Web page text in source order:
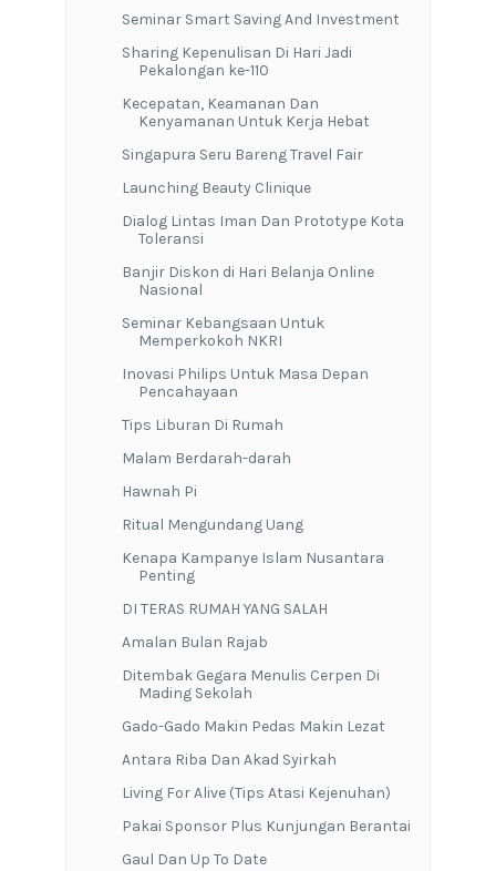
Seminar Smart Saving And Investment
Sharing Kepenulisan Di Hari Jadi
Pekalongan ke-110
Kecepatan, Keamanan Dan
Kenyamanan Untuk Kerja Hebat
Singapura Seru Bareng Travel Fair
Launching Beauty Clinique
Dialog Lintas Iman Dan Prototype Kota
Toleransi
Banjir Diskon di Hari Belanja Online
Nasional
Seminar Kebangsaan Untuk
Memperkokoh NKRI
Inovasi Philips Untuk Masa Depan
Pencahayaan
Tips Liburan Di Rumah
Malam Berdarah-darah
Hawnah Pi
Ritual Mengundang Uang
Kenapa Kampanye Islam Nusantara
Penting
DI TERAS RUMAH YANG SALAH
Amalan Bulan Rajab
Ditembak Gegara Menulis Cerpen Di
Mading Sekolah
Gado-Gado Makin Pedas Makin Lezat
Antara Riba Dan Akad Syirkah
Living For Alive (Tips Atasi Kejenuhan)
Pakai Sponsor Plus Kunjungan Berantai
Gaul Dan Up To Date